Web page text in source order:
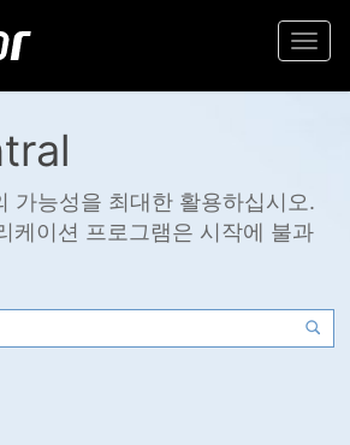
가능성을 최대한 활용하십시오.
케이션 프로그램은 시작에 불과